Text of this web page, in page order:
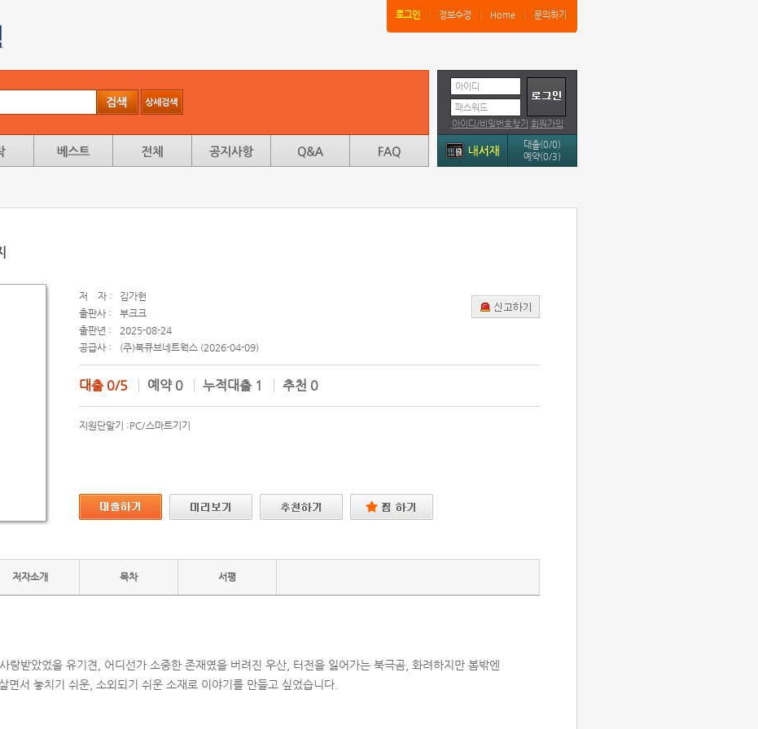
로그인 정보수정 Home 문의하기
아이디
패스워드
아이디/비밀번호찾기 회원가입
대출(0/0)
예약(0/3)
저 자 :
김가헌
출판사 :
부크크
출판년 :
2025-08-24
공급사 :
(주)북큐브네트웍스 (2026-04-09)
대출 0/5 예약 0 누적대출 1 추천 0
지원단말기 :PC/스마트기기
저자소개 목차 서평
랑받았었을 유기견, 어디선가 소중한 존재였을 버려진 우산, 터전을 잃어가는 북극곰, 화려하지만 봄밖엔
면서 놓치기 쉬운, 소외되기 쉬운 소재로 이야기를 만들고 싶었습니다.